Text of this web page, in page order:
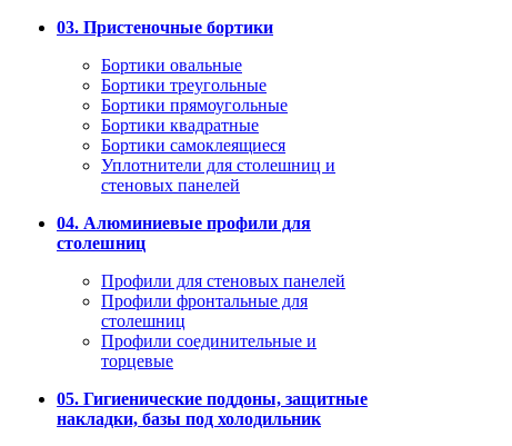
03. Пристеночные бортики
Бортики овальные
Бортики треугольные
Бортики прямоугольные
Бортики квадратные
Бортики самоклеящиеся
Уплотнители для столешниц и
стеновых панелей
04. Алюминиевые профили для
столешниц
Профили для стеновых панелей
Профили фронтальные для
столешниц
Профили соединительные и
торцевые
05. Гигиенические поддоны, защитные
накладки, базы под холодильник